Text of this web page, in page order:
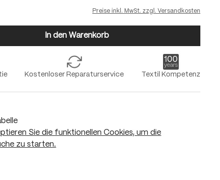
Preise inkl. MwSt. zzgl. Versandkosten
In den Warenkorb
Kostenloser Reparaturservice Textil Kompetenz
Sie die funktionellen Cookies, um die
zu starten.